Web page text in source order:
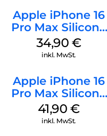
Apple iPhone 16
Pro Max Silicone
Case MagSafe
Denim
34,90 €
inkl. MwSt.
Apple iPhone 16
Pro Max Silicone
Case MagSafe
Ultramarine
41,90 €
inkl. MwSt.